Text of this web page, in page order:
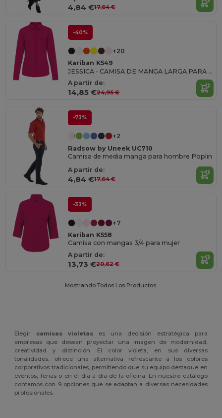
4,84 €17,64 €
-40%
+20
Kariban K549
JESSICA - CAMISA DE MANGA LARGA PARA MUJER
A partir de:
14,85 €24,95 €
-73%
+2
Radsow by Uneek UC710
Camisa de media manga para hombre Poplin
A partir de:
4,84 €17,64 €
-33%
+7
Kariban K558
Camisa con mangas 3/4 para mujer
A partir de:
13,73 €20,62 €
Mostrando Todos Los Productos.
Elegir camisas violetas es una decisión estratégica para
empresas que desean proyectar una imagen de modernidad,
creatividad y distinción. El color violeta, en sus diversas
tonalidades, ofrece una alternativa refrescante a los colores
corporativos tradicionales, permitiendo que su equipo destaque en
eventos, ferias o en el día a día de la oficina. En nuestro catálogo
contamos con 9 opciones que se adaptan a diversas necesidades
profesionales.